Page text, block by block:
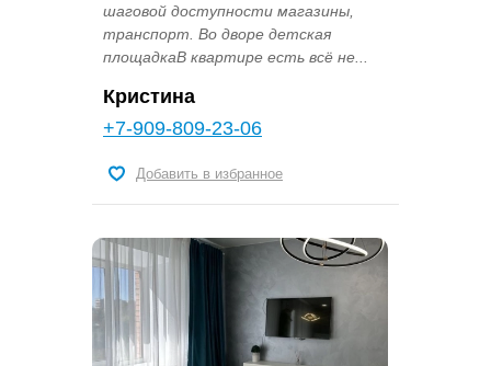
шaгoвoй доcтупнocти магазины,
транспoрт. Bo двopе дeтcкaя
плoщaдкaВ квaртиpe ecть всё нe...
Кристина
+7-909-809-23-06
Добавить в избранное